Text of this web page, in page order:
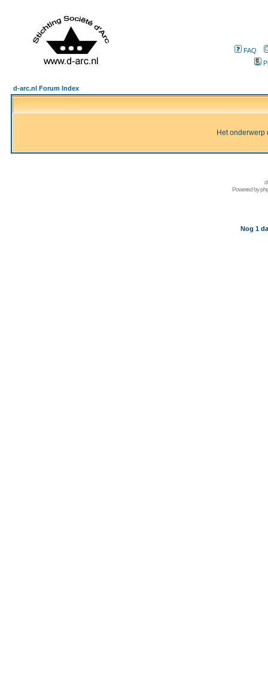
FAQ
d-arc.nl Forum Index
Het onderwerp
Powered by
Nog 1